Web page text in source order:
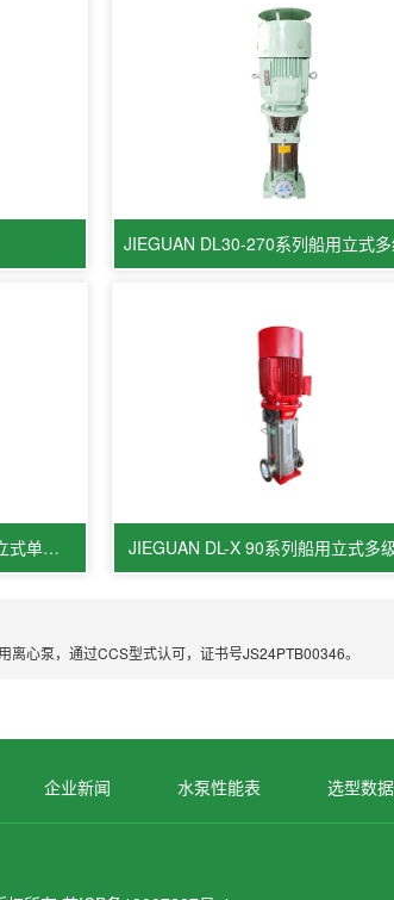
JIEGUAN CISG200-200系列船用立式单级管道离心泵 JIEGUAN DL-X 90系列船用立式多
离心泵，通过CCS型式认可，证书号JS24PTB00346。
企业新闻 水泵性能表 选型数